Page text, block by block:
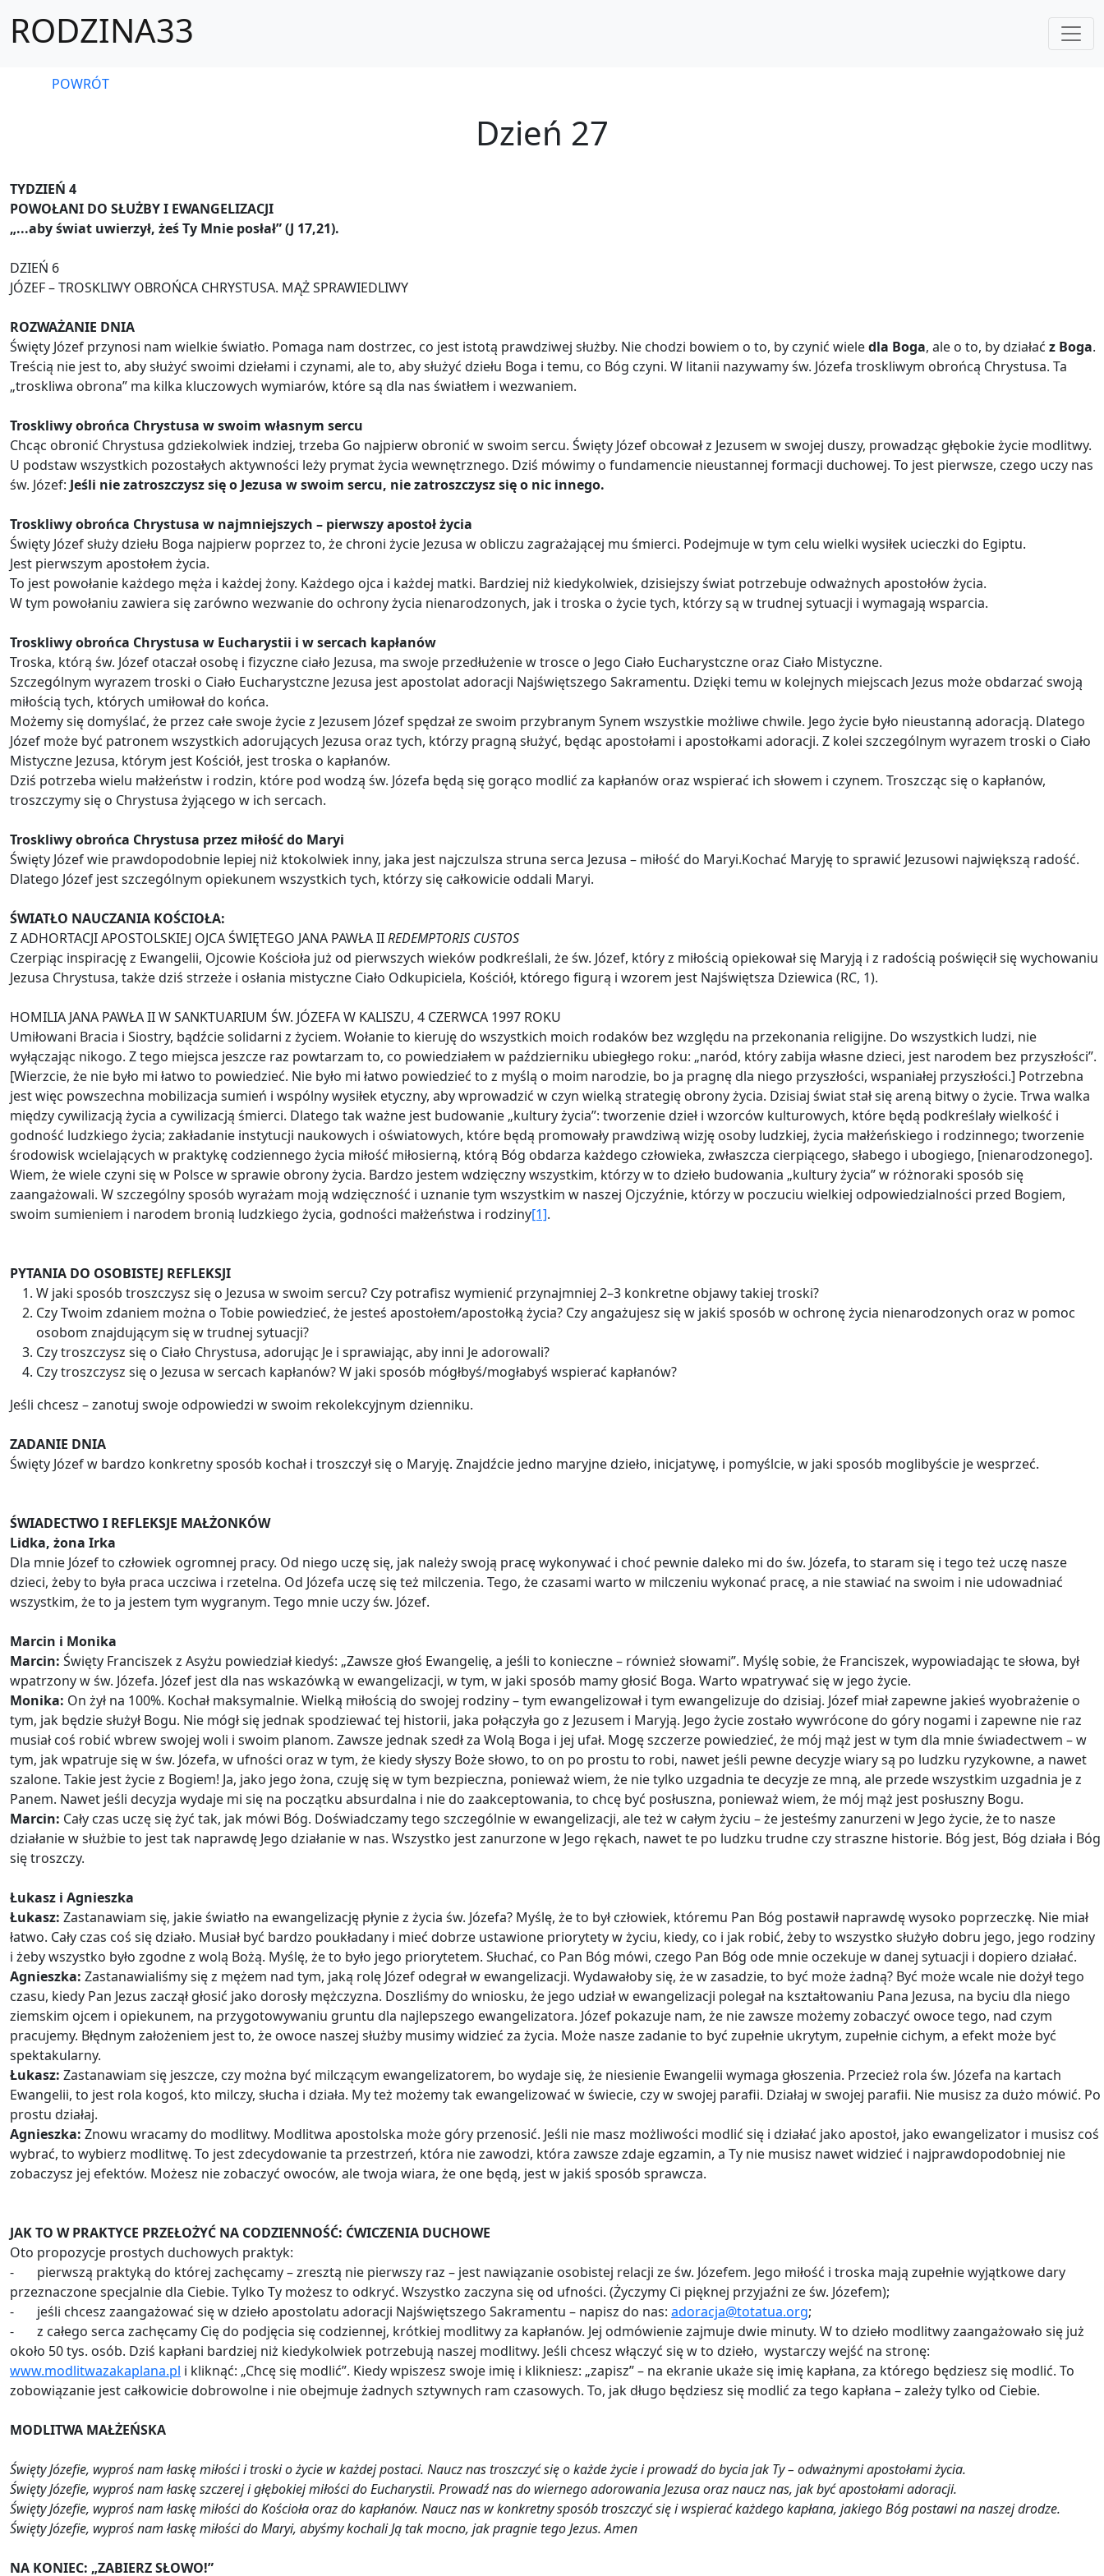
RODZINA33
POWRÓT
Dzień 27
TYDZIEŃ 4
POWOŁANI DO SŁUŻBY I EWANGELIZACJI
„...aby świat uwierzył, żeś Ty Mnie posłał” (J 17,21).
DZIEŃ 6
JÓZEF – TROSKLIWY OBROŃCA CHRYSTUSA. MĄŻ SPRAWIEDLIWY
ROZWAŻANIE DNIA
Święty Józef przynosi nam wielkie światło. Pomaga nam dostrzec, co jest istotą prawdziwej służby. Nie chodzi bowiem o to, by czynić wieledla Boga, ale o to, by działać z Boga.
Treścią nie jest to, aby służyć swoimi dziełami i czynami, ale to, aby służyć dziełu Boga i temu, co Bóg czyni. W litanii nazywamy św. Józefa troskliwym obrońcą Chrystusa. Ta
„troskliwa obrona” ma kilka kluczowych wymiarów, które są dla nas światłem i wezwaniem.
Troskliwy obrońca Chrystusa w swoim własnym sercu
Chcąc obronić Chrystusa gdziekolwiek indziej, trzeba Go najpierw obronić w swoim sercu. Święty Józef obcował z Jezusem w swojej duszy, prowadząc głębokie życie modlitwy.
U podstaw wszystkich pozostałych aktywności leży prymat życia wewnętrznego. Dziś mówimy o fundamencie nieustannej formacji duchowej. To jest pierwsze, czego uczy nas
św. Józef: Jeśli nie zatroszczysz się o Jezusa w swoim sercu, nie zatroszczysz się o nic innego.
Troskliwy obrońca Chrystusa w najmniejszych – pierwszy apostoł życia
Święty Józef służy dziełu Boga najpierw poprzez to, że chroni życie Jezusa w obliczu zagrażającej mu śmierci. Podejmuje w tym celu wielki wysiłek ucieczki do Egiptu.
Jest pierwszym apostołem życia.
To jest powołanie każdego męża i każdej żony. Każdego ojca i każdej matki. Bardziej niż kiedykolwiek, dzisiejszy świat potrzebuje odważnych apostołów życia.
W tym powołaniu zawiera się zarówno wezwanie do ochrony życia nienarodzonych, jak i troska o życie tych, którzy są w trudnej sytuacji i wymagają wsparcia.
Troskliwy obrońca Chrystusa w Eucharystii i w sercach kapłanów
Troska, którą św. Józef otaczał osobę i fizyczne ciało Jezusa, ma swoje przedłużenie w trosce o Jego Ciało Eucharystczne oraz Ciało Mistyczne.
Szczególnym wyrazem troski o Ciało Eucharystczne Jezusa jest apostolat adoracji Najświętszego Sakramentu. Dzięki temu w kolejnych miejscach Jezus może obdarzać swoją
miłością tych, których umiłował do końca.
Możemy się domyślać, że przez całe swoje życie z Jezusem Józef spędzał ze swoim przybranym Synem wszystkie możliwe chwile. Jego życie było nieustanną adoracją. Dlatego
Józef może być patronem wszystkich adorujących Jezusa oraz tych, którzy pragną służyć, będąc apostołami i apostołkami adoracji. Z kolei szczególnym wyrazem troski o Ciało
Mistyczne Jezusa, którym jest Kościół, jest troska o kapłanów.
Dziś potrzeba wielu małżeństw i rodzin, które pod wodzą św. Józefa będą się gorąco modlić za kapłanów oraz wspierać ich słowem i czynem. Troszcząc się o kapłanów,
troszczymy się o Chrystusa żyjącego w ich sercach.
Troskliwy obrońca Chrystusa przez miłość do Maryi
Święty Józef wie prawdopodobnie lepiej niż ktokolwiek inny, jaka jest najczulsza struna serca Jezusa – miłość do Maryi.Kochać Maryję to sprawić Jezusowi największą radość.
Dlatego Józef jest szczególnym opiekunem wszystkich tych, którzy się całkowicie oddali Maryi.
ŚWIATŁO NAUCZANIA KOŚCIOŁA:
Z ADHORTACJI APOSTOLSKIEJ OJCA ŚWIĘTEGO JANA PAWŁA IIREDEMPTORIS CUSTOS
Czerpiąc inspirację z Ewangelii, Ojcowie Kościoła już od pierwszych wieków podkreślali, że św. Józef, który z miłością opiekował się Maryją i z radością poświęcił się wychowaniu
Jezusa Chrystusa, także dziś strzeże i osłania mistyczne Ciało Odkupiciela, Kościół, którego figurą i wzorem jest Najświętsza Dziewica (RC, 1).
HOMILIA JANA PAWŁA II W SANKTUARIUM ŚW. JÓZEFA W KALISZU, 4 CZERWCA 1997 ROKU
Umiłowani Bracia i Siostry, bądźcie solidarni z życiem. Wołanie to kieruję do wszystkich moich rodaków bez względu na przekonania religijne. Do wszystkich ludzi, nie
wyłączając nikogo. Z tego miejsca jeszcze raz powtarzam to, co powiedziałem w październiku ubiegłego roku: „naród, który zabija własne dzieci, jest narodem bez przyszłości”.
[Wierzcie, że nie było mi łatwo to powiedzieć. Nie było mi łatwo powiedzieć to z myślą o moim narodzie, bo ja pragnę dla niego przyszłości, wspaniałej przyszłości.] Potrzebna
jest więc powszechna mobilizacja sumień i wspólny wysiłek etyczny, aby wprowadzić w czyn wielką strategię obrony życia. Dzisiaj świat stał się areną bitwy o życie. Trwa walka
między cywilizacją życia a cywilizacją śmierci. Dlatego tak ważne jest budowanie „kultury życia”: tworzenie dzieł i wzorców kulturowych, które będą podkreślały wielkość i
godność ludzkiego życia; zakładanie instytucji naukowych i oświatowych, które będą promowały prawdziwą wizję osoby ludzkiej, życia małżeńskiego i rodzinnego; tworzenie
środowisk wcielających w praktykę codziennego życia miłość miłosierną, którą Bóg obdarza każdego człowieka, zwłaszcza cierpiącego, słabego i ubogiego, [nienarodzonego].
Wiem, że wiele czyni się w Polsce w sprawie obrony życia. Bardzo jestem wdzięczny wszystkim, którzy w to dzieło budowania „kultury życia” w różnoraki sposób się
zaangażowali. W szczególny sposób wyrażam moją wdzięczność i uznanie tym wszystkim w naszej Ojczyźnie, którzy w poczuciu wielkiej odpowiedzialności przed Bogiem,
swoim sumieniem i narodem bronią ludzkiego życia, godności małżeństwa i rodziny[1].
PYTANIA DO OSOBISTEJ REFLEKSJI
W jaki sposób troszczysz się o Jezusa w swoim sercu? Czy potrafisz wymienić przynajmniej 2–3 konkretne objawy takiej troski?
Czy Twoim zdaniem można o Tobie powiedzieć, że jesteś apostołem/apostołką życia? Czy angażujesz się w jakiś sposób w ochronę życia nienarodzonych oraz w pomoc
osobom znajdującym się w trudnej sytuacji?
Czy troszczysz się o Ciało Chrystusa, adorując Je i sprawiając, aby inni Je adorowali?
Czy troszczysz się o Jezusa w sercach kapłanów? W jaki sposób mógłbyś/mogłabyś wspierać kapłanów?
Jeśli chcesz – zanotuj swoje odpowiedzi w swoim rekolekcyjnym dzienniku.
ZADANIE DNIA
Święty Józef w bardzo konkretny sposób kochał i troszczył się o Maryję. Znajdźcie jedno maryjne dzieło, inicjatywę, i pomyślcie, w jaki sposób moglibyście je wesprzeć.
ŚWIADECTWO I REFLEKSJE MAŁŻONKÓW
Lidka, żona Irka
Dla mnie Józef to człowiek ogromnej pracy. Od niego uczę się, jak należy swoją pracę wykonywać i choć pewnie daleko mi do św. Józefa, to staram się i tego też uczę nasze
dzieci, żeby to była praca uczciwa i rzetelna. Od Józefa uczę się też milczenia. Tego, że czasami warto w milczeniu wykonać pracę, a nie stawiać na swoim i nie udowadniać
wszystkim, że to ja jestem tym wygranym. Tego mnie uczy św. Józef.
Marcin i Monika
Marcin: Święty Franciszek z Asyżu powiedział kiedyś: „Zawsze głoś Ewangelię, a jeśli to konieczne – również słowami”. Myślę sobie, że Franciszek, wypowiadając te słowa, był
wpatrzony w św. Józefa. Józef jest dla nas wskazówką w ewangelizacji, w tym, w jaki sposób mamy głosić Boga. Warto wpatrywać się w jego życie.
Monika: On żył na 100%. Kochał maksymalnie. Wielką miłością do swojej rodziny – tym ewangelizował i tym ewangelizuje do dzisiaj. Józef miał zapewne jakieś wyobrażenie o
tym, jak będzie służył Bogu. Nie mógł się jednak spodziewać tej historii, jaka połączyła go z Jezusem i Maryją. Jego życie zostało wywrócone do góry nogami i zapewne nie raz
musiał coś robić wbrew swojej woli i swoim planom. Zawsze jednak szedł za Wolą Boga i jej ufał. Mogę szczerze powiedzieć, że mój mąż jest w tym dla mnie świadectwem – w
tym, jak wpatruje się w św. Józefa, w ufności oraz w tym, że kiedy słyszy Boże słowo, to on po prostu to robi, nawet jeśli pewne decyzje wiary są po ludzku ryzykowne, a nawet
szalone. Takie jest życie z Bogiem! Ja, jako jego żona, czuję się w tym bezpieczna, ponieważ wiem, że nie tylko uzgadnia te decyzje ze mną, ale przede wszystkim uzgadnia je z
Panem. Nawet jeśli decyzja wydaje mi się na początku absurdalna i nie do zaakceptowania, to chcę być posłuszna, ponieważ wiem, że mój mąż jest posłuszny Bogu.
Marcin: Cały czas uczę się żyć tak, jak mówi Bóg. Doświadczamy tego szczególnie w ewangelizacji, ale też w całym życiu – że jesteśmy zanurzeni w Jego życie, że to nasze
działanie w służbie to jest tak naprawdę Jego działanie w nas. Wszystko jest zanurzone w Jego rękach, nawet te po ludzku trudne czy straszne historie. Bóg jest, Bóg działa i Bóg
się troszczy.
Łukasz i Agnieszka
Łukasz: Zastanawiam się, jakie światło na ewangelizację płynie z życia św. Józefa? Myślę, że to był człowiek, któremu Pan Bóg postawił naprawdę wysoko poprzeczkę. Nie miał
łatwo. Cały czas coś się działo. Musiał być bardzo poukładany i mieć dobrze ustawione priorytety w życiu, kiedy, co i jak robić, żeby to wszystko służyło dobru jego, jego rodziny
i żeby wszystko było zgodne z wolą Bożą. Myślę, że to było jego priorytetem. Słuchać, co Pan Bóg mówi, czego Pan Bóg ode mnie oczekuje w danej sytuacji i dopiero działać.
Agnieszka: Zastanawialiśmy się z mężem nad tym, jaką rolę Józef odegrał w ewangelizacji. Wydawałoby się, że w zasadzie, to być może żadną? Być może wcale nie dożył tego
czasu, kiedy Pan Jezus zaczął głosić jako dorosły mężczyzna. Doszliśmy do wniosku, że jego udział w ewangelizacji polegał na kształtowaniu Pana Jezusa, na byciu dla niego
ziemskim ojcem i opiekunem, na przygotowywaniu gruntu dla najlepszego ewangelizatora. Józef pokazuje nam, że nie zawsze możemy zobaczyć owoce tego, nad czym
pracujemy. Błędnym założeniem jest to, że owoce naszej służby musimy widzieć za życia. Może nasze zadanie to być zupełnie ukrytym, zupełnie cichym, a efekt może być
spektakularny.
Łukasz: Zastanawiam się jeszcze, czy można być milczącym ewangelizatorem, bo wydaje się, że niesienie Ewangelii wymaga głoszenia. Przecież rola św. Józefa na kartach
Ewangelii, to jest rola kogoś, kto milczy, słucha i działa. My też możemy tak ewangelizować w świecie, czy w swojej parafii. Działaj w swojej parafii. Nie musisz za dużo mówić. Po
prostu działaj.
Agnieszka: Znowu wracamy do modlitwy. Modlitwa apostolska może góry przenosić. Jeśli nie masz możliwości modlić się i działać jako apostoł, jako ewangelizator i musisz coś
wybrać, to wybierz modlitwę. To jest zdecydowanie ta przestrzeń, która nie zawodzi, która zawsze zdaje egzamin, a Ty nie musisz nawet widzieć i najprawdopodobniej nie
zobaczysz jej efektów. Możesz nie zobaczyć owoców, ale twoja wiara, że one będą, jest w jakiś sposób sprawcza.
JAK TO W PRAKTYCE PRZEŁOŻYĆ NA CODZIENNOŚĆ: ĆWICZENIA DUCHOWE
Oto propozycje prostych duchowych praktyk:
- pierwszą praktyką do której zachęcamy – zresztą nie pierwszy raz – jest nawiązanie osobistej relacji ze św. Józefem. Jego miłość i troska mają zupełnie wyjątkowe dary
przeznaczone specjalnie dla Ciebie. Tylko Ty możesz to odkryć. Wszystko zaczyna się od ufności. (Życzymy Ci pięknej przyjaźni ze św. Józefem);
- jeśli chcesz zaangażować się w dzieło apostolatu adoracji Najświętszego Sakramentu – napisz do nas: adoracja@totatua.org;
- z całego serca zachęcamy Cię do podjęcia się codziennej, krótkiej modlitwy za kapłanów. Jej odmówienie zajmuje dwie minuty. W to dzieło modlitwy zaangażowało się już
około 50 tys. osób. Dziś kapłani bardziej niż kiedykolwiek potrzebują naszej modlitwy. Jeśli chcesz włączyć się w to dzieło, wystarczy wejść na stronę:
www.modlitwazakaplana.pl i kliknąć: „Chcę się modlić”. Kiedy wpiszesz swoje imię i klikniesz: „zapisz” – na ekranie ukaże się imię kapłana, za którego będziesz się modlić. To
zobowiązanie jest całkowicie dobrowolne i nie obejmuje żadnych sztywnych ram czasowych. To, jak długo będziesz się modlić za tego kapłana – zależy tylko od Ciebie.
MODLITWA MAŁŻEŃSKA
Święty Józefie, wyproś nam łaskę miłości i troski o życie w każdej postaci. Naucz nas troszczyć się o każde życie i prowadź do bycia jak Ty – odważnymi apostołami życia.
Święty Józefie, wyproś nam łaskę szczerej i głębokiej miłości do Eucharystii. Prowadź nas do wiernego adorowania Jezusa oraz naucz nas, jak być apostołami adoracji.
Święty Józefie, wyproś nam łaskę miłości do Kościoła oraz do kapłanów. Naucz nas w konkretny sposób troszczyć się i wspierać każdego kapłana, jakiego Bóg postawi na naszej drodze.
Święty Józefie, wyproś nam łaskę miłości do Maryi, abyśmy kochali Ją tak mocno, jak pragnie tego Jezus. Amen
NA KONIEC: „ZABIERZ SŁOWO!”